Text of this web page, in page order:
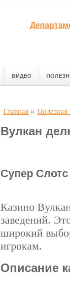
ВИДЕО
Главная »
Вулкан
Супер
Казино
заведений.
широкий
игрокам.
Описание